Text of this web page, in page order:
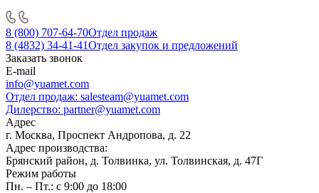
8 (800) 707-64-70Отдел продаж
8 (4832) 34-41-41Отдел закупок и предложений
Заказать звонок
E-mail
info@yuamet.com
Отдел продаж: salesteam@yuamet.com
Дилерство: partner@yuamet.com
Адрес
г. Москва, Проспект Андропова, д. 22
Адрес производства:
Брянский район, д. Толвинка, ул. Толвинская, д. 47Г
Режим работы
Пн. – Пт.: с 9:00 до 18:00